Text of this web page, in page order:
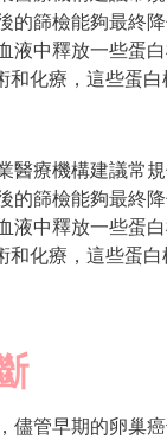
的篩檢能夠最終
液中釋放一些蛋
和化療，這些蛋
醫療機構建議常
的篩檢能夠最終
液中釋放一些蛋
和化療，這些蛋
儘管早期的卵巢